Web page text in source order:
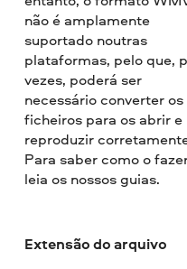
não é amplamente
suportado noutras
plataformas, pelo que,
vezes, poderá ser
necessário converter os
ficheiros para os abrir e
reproduzir
Para saber como o
leia os nossos guias.
Extensão do arquivo